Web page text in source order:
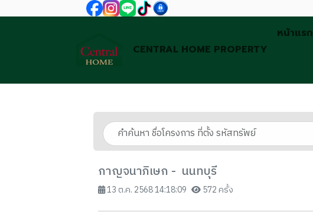
CENTRAL HOME PROPERTY
หน้าแรก
กาญจนาภิเษก - นนทบุรี
13 ต.ค. 2568 14:18:09 572 ครั้ง